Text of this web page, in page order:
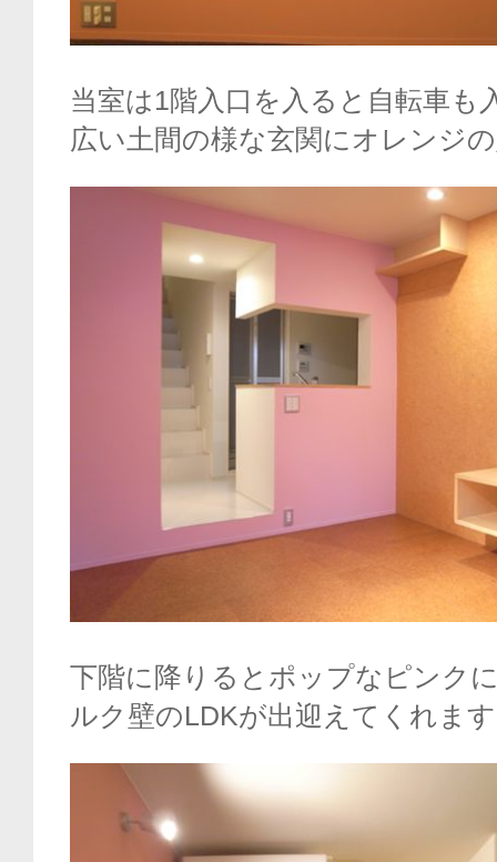
当室は1階入口を入ると自転車も
広い土間の様な玄関にオレンジ
下階に降りるとポップなピンク
ルク壁のLDKが出迎えてくれま